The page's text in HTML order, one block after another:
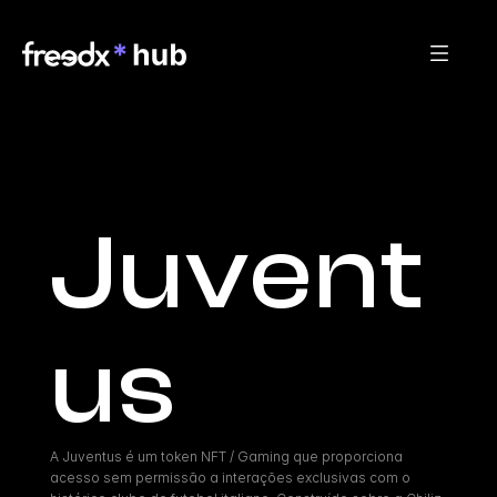
Juvent
us
A Juventus é um token NFT / Gaming que proporciona
acesso sem permissão a interações exclusivas com o